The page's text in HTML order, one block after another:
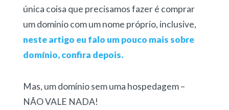
única coisa que precisamos fazer é comprar
um domínio com um nome próprio, inclusive,
neste artigo eu falo um pouco mais sobre
domínio, confira depois.
Mas, um domínio sem uma hospedagem –
NÃO VALE NADA!